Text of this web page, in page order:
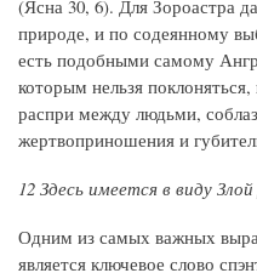
(Ясна 30, 6). Для Зороастра
природе, и по содеянному
есть подобными самому
которым нельзя
распри между людьми,
жертвоприношения и
12 Здесь имеется в виду
Одним из самых важных
является ключевое слово